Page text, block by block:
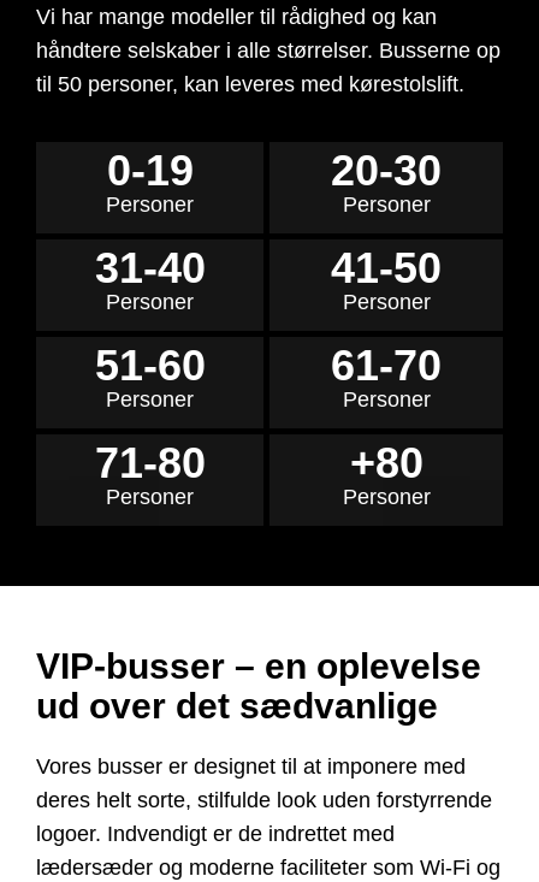
Vi har mange modeller til rådighed og kan
håndtere selskaber i alle størrelser. Busserne op
til 50 personer, kan leveres med kørestolslift.
0-19
Personer
20-30
Personer
31-40
Personer
41-50
Personer
51-60
Personer
61-70
Personer
71-80
Personer
+80
Personer
VIP-busser – en oplevelse
ud over det sædvanlige
Vores busser er designet til at imponere med
deres helt sorte, stilfulde look uden forstyrrende
logoer. Indvendigt er de indrettet med
lædersæder og moderne faciliteter som Wi-Fi og